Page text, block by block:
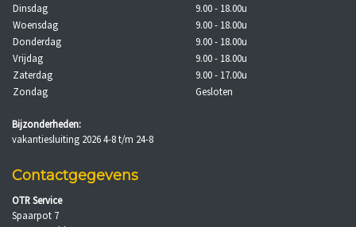
Dinsdag
9.00 - 18.00u
Woensdag
9.00 - 18.00u
Donderdag
9.00 - 18.00u
Vrijdag
9.00 - 18.00u
Zaterdag
9.00 - 17.00u
Zondag
Gesloten
Bijzonderheden:
vakantiesluiting 2026 4-8 t/m 24-8
Contactgegevens
OTR Service
Spaarpot 7